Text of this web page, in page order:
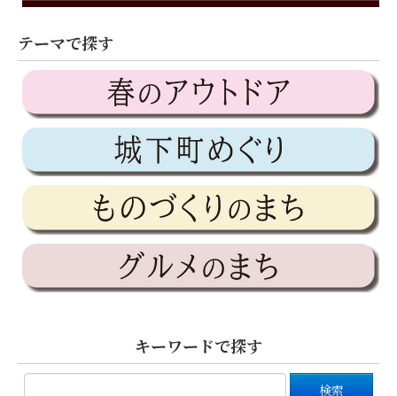
テーマで探す
キーワードで探す